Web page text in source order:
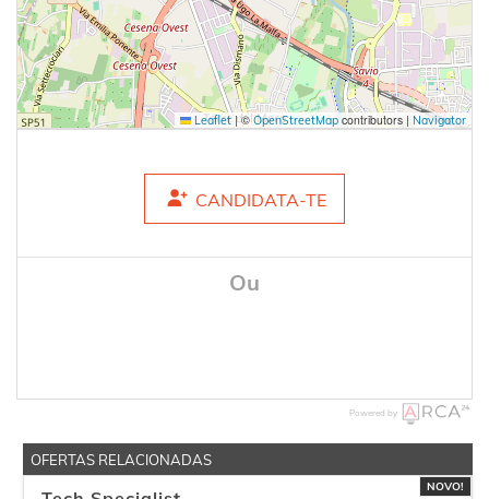
Leaflet |©OpenStreetMapcontributors | Navigator
CANDIDATA-TE
Ou
Powered by
OFERTAS RELACIONADAS
NOVO!